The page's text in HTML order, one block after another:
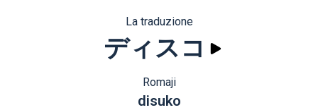
La traduzione
ディスコ
Romaji
disuko